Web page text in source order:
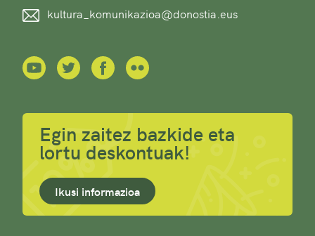
kultura_komunikazioa@donostia.eus
Egin zaitez bazkide eta
lortu deskontuak!
Ikusi informazioa